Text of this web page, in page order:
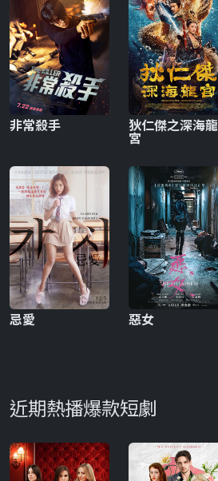
非常殺手 狄仁傑之深海龍
宮
忌愛 惡女
近期熱播爆款短劇